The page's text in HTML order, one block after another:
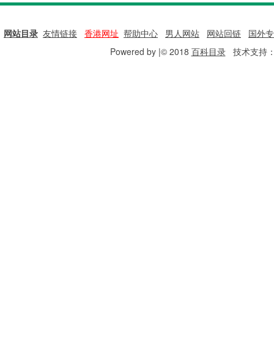
网站目录 友情链接 香港网址 帮助中心 男人网站 网站回链
国外
Powered by |© 2018 百科目录技术支持